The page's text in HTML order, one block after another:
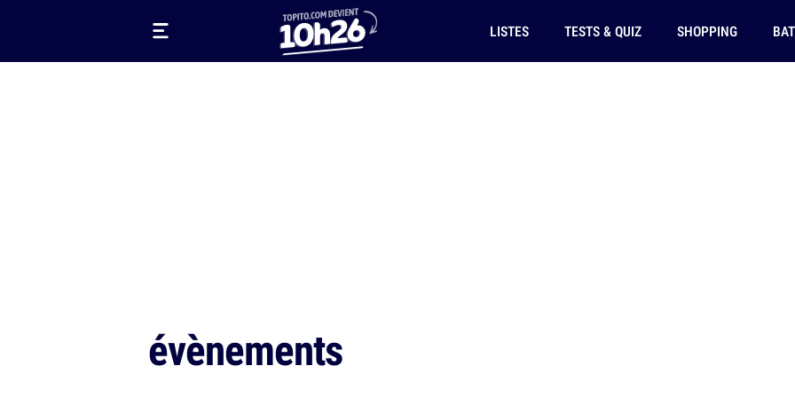
LISTES TESTS & QUIZ SHOPPING
évènements